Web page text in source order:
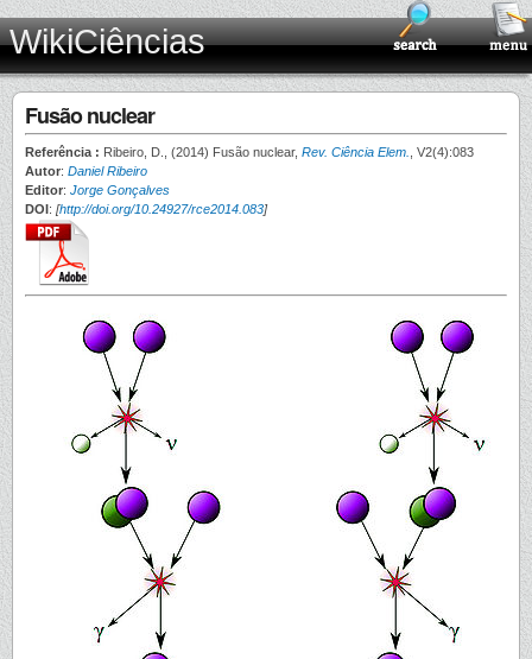
WikiCiências
Fusão nuclear
Referência : Ribeiro, D., (2014) Fusão nuclear, Rev. Ciência Elem.
, V2(4):083
Autor: Daniel Ribeiro
Editor: Jorge Gonçalves
DOI: [http://doi.org/10.24927/rce2014.083]